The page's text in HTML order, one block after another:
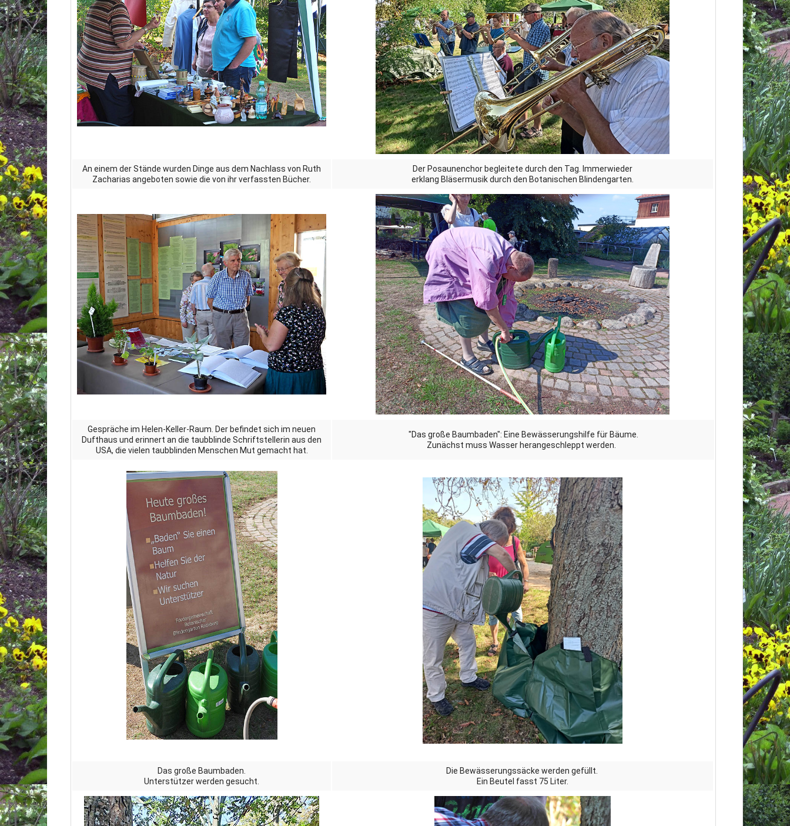
An einem der Stände wurden Dinge aus dem Nachlass von Ruth
Zacharias angeboten sowie die von ihr verfassten Bücher.
Der Posaunenchor begleitete durch den Tag. Immerwieder
erklang Bläsermusik durch den Botanischen Blindengarten.
Gespräche im Helen-Keller-Raum. Der befindet sich im neuen
Dufthaus und erinnert an die taubblinde Schriftstellerin aus den
USA, die vielen taubblinden Menschen Mut gemacht hat.
"Das große Baumbaden": Eine Bewässerungshilfe für Bäume.
Zunächst muss Wasser herangeschleppt werden.
Das große Baumbaden.
Unterstützer werden gesucht.
Die Bewässerungssäcke werden gefüllt.
Ein Beutel fasst 75 Liter.